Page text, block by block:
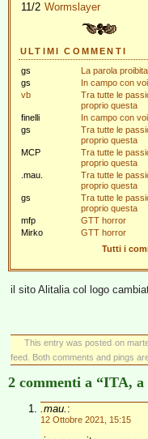
11/2 Wormslayer
ULTIMI COMMENTI
gs
La parola proibita
gs
In campo con voi
vb
Tra tutte le
proprio questa
finelli
In campo con voi
gs
Tra tutte le
proprio questa
MCP
Tra tutte le
proprio questa
.mau.
Tra tutte le
proprio questa
gs
Tra tutte le
proprio questa
mfp
GTT horror
Mirko
GTT horror
Tutti i
il sito Alitalia col logo
This entry was posted on
feed. Both comments and pings
2 commenti a “ITA, a
.mau. :
12 Ottobre 2021, 15:15